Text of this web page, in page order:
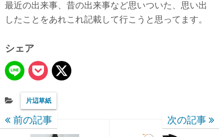
最近の出来事、昔の出来事など思いついた、思い出
したことをあれこれ記載して行こうと思ってます。
シェア
片辺草紙
前の記事 次の記事